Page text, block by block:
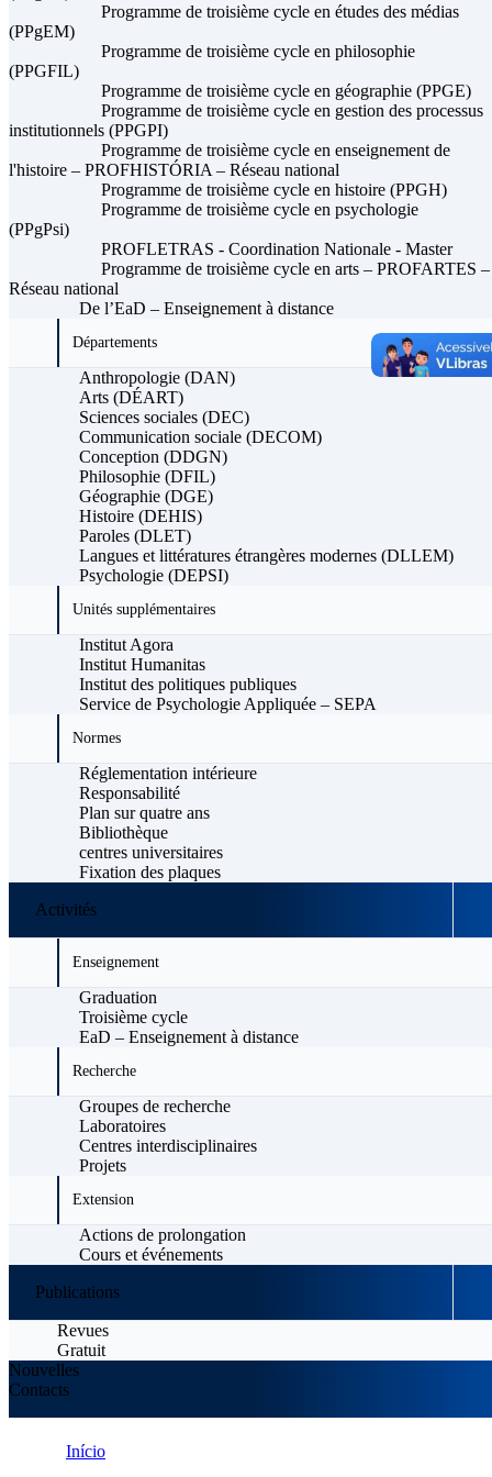
Programme de troisième cycle en études des médias
(PPgEM)
Programme de troisième cycle en philosophie
(PPGFIL)
Programme de troisième cycle en géographie (PPGE)
Programme de troisième cycle en gestion des processus
institutionnels (PPGPI)
Programme de troisième cycle en enseignement de
l'histoire – PROFHISTÓRIA – Réseau national
Programme de troisième cycle en histoire (PPGH)
Programme de troisième cycle en psychologie
(PPgPsi)
PROFLETRAS - Coordination Nationale - Master
Programme de troisième cycle en arts – PROFARTES –
Réseau national
De l’EaD – Enseignement à distance
Départements
Anthropologie (DAN)
Arts (DÉART)
Sciences sociales (DEC)
Communication sociale (DECOM)
Conception (DDGN)
Philosophie (DFIL)
Géographie (DGE)
Histoire (DEHIS)
Paroles (DLET)
Langues et littératures étrangères modernes (DLLEM)
Psychologie (DEPSI)
Unités supplémentaires
Institut Agora
Institut Humanitas
Institut des politiques publiques
Service de Psychologie Appliquée – SEPA
Normes
Réglementation intérieure
Responsabilité
Plan sur quatre ans
Bibliothèque
centres universitaires
Fixation des plaques
Activités
Enseignement
Graduation
Troisième cycle
EaD – Enseignement à distance
Recherche
Groupes de recherche
Laboratoires
Centres interdisciplinaires
Projets
Extension
Actions de prolongation
Cours et événements
Publications
Revues
Gratuit
Nouvelles
Contacts
Início